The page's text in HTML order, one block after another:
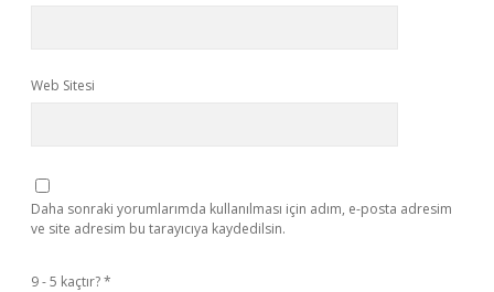
Web Sitesi
Daha sonraki yorumlarımda kullanılması için adım, e-posta adresim
ve site adresim bu tarayıcıya kaydedilsin.
9 - 5 kaçtır?*